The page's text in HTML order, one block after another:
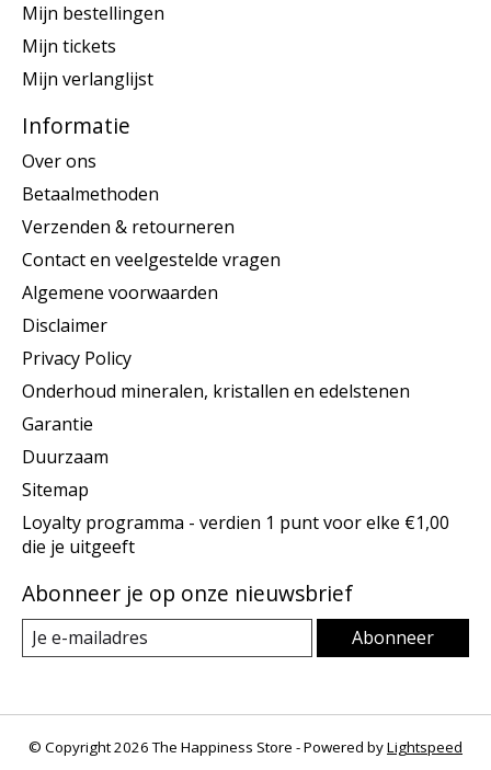
Mijn bestellingen
Mijn tickets
Mijn verlanglijst
Informatie
Over ons
Betaalmethoden
Verzenden & retourneren
Contact en veelgestelde vragen
Algemene voorwaarden
Disclaimer
Privacy Policy
Onderhoud mineralen, kristallen en edelstenen
Garantie
Duurzaam
Sitemap
Loyalty programma - verdien 1 punt voor elke €1,00
die je uitgeeft
Abonneer je op onze nieuwsbrief
Abonneer
© Copyright 2026 The Happiness Store - Powered byLightspeed